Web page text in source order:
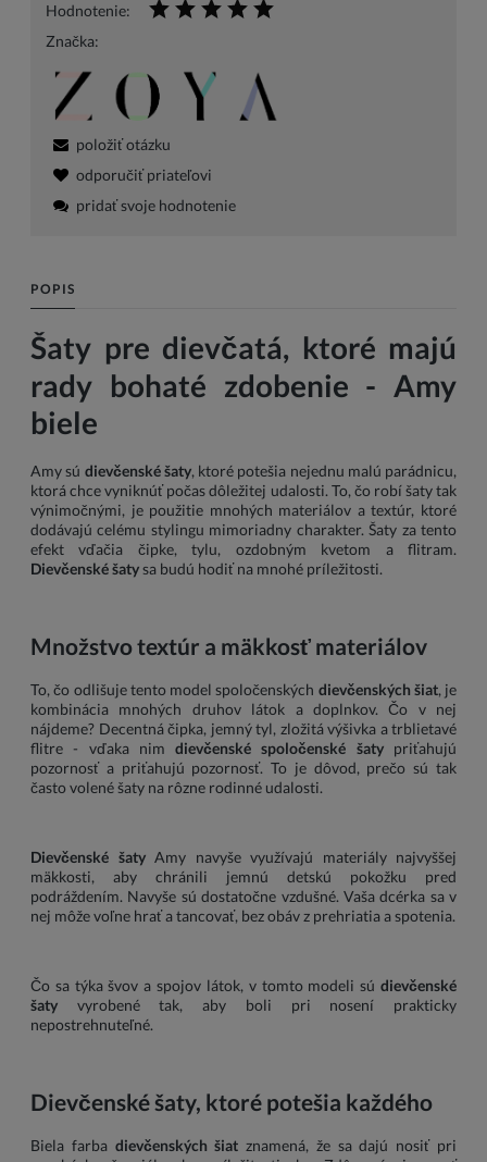
Hodnotenie:
Značka:
položiť otázku
odporučiť priateľovi
pridať svoje hodnotenie
POPIS
Šaty pre dievčatá, ktoré majú
rady bohaté zdobenie - Amy
biele
Amy sú dievčenské šaty, ktoré potešia nejednu malú parádnicu,
ktorá chce vyniknúť počas dôležitej udalosti. To, čo robí šaty tak
výnimočnými, je použitie mnohých materiálov a textúr, ktoré
dodávajú celému stylingu mimoriadny charakter. Šaty za tento
efekt vďačia čipke, tylu, ozdobným kvetom a flitram.
Dievčenské šatysa budú hodiť na mnohé príležitosti.
Množstvo textúr a mäkkosť materiálov
To, čo odlišuje tento model spoločenských dievčenských šiat, je
kombinácia mnohých druhov látok a doplnkov. Čo v nej
nájdeme? Decentná čipka, jemný tyl, zložitá výšivka a trblietavé
flitre - vďaka nimdievčenské spoločenské šatypriťahujú
pozornosť a priťahujú pozornosť. To je dôvod, prečo sú tak
často volené šaty na rôzne rodinné udalosti.
Dievčenské šatyAmy navyše využívajú materiály najvyššej
mäkkosti, aby chránili jemnú detskú pokožku pred
podráždením. Navyše sú dostatočne vzdušné. Vaša dcérka sa v
nej môže voľne hrať a tancovať, bez obáv z prehriatia a spotenia.
Čo sa týka švov a spojov látok, v tomto modeli sú dievčenské
šaty vyrobené tak, aby boli pri nosení prakticky
nepostrehnuteľné.
Dievčenské šaty, ktoré potešia každého
Biela farba dievčenských šiat znamená, že sa dajú nosiť pri